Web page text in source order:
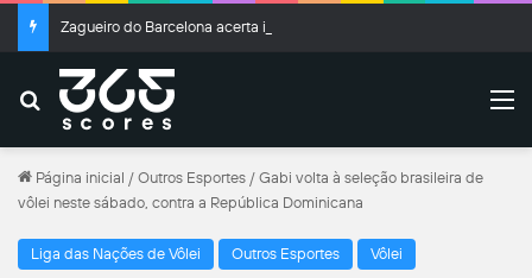
Zagueiro do Barcelona acerta ida para o Liverpool
Buscar
Página inicial / Outros Esportes / Gabi volta à seleção brasileira de
vôlei neste sábado, contra a República Dominicana
Liga das Nações de Vôlei Outros Esportes Vôlei